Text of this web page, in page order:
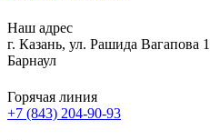
Наш адрес
г. Казань, ул. Рашида Вагапова
Барнаул
Горячая линия
+7 (843) 204-90-93